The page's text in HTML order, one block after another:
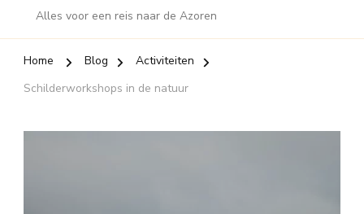
Alles voor een reis naar de Azoren
Home Blog
Activiteiten
Schilderworkshops in de natuur